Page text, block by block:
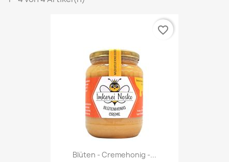
Blüten - Cremehonig -...
favorite_border